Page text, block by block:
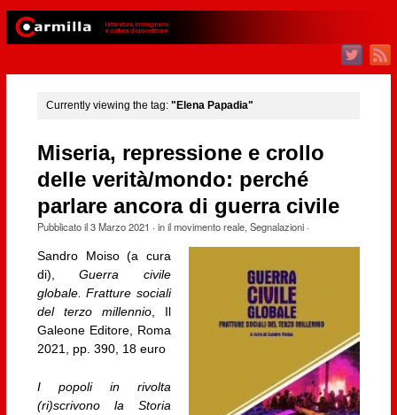
Currently viewing the tag: "Elena Papadia"
Miseria, repressione e crollo
delle verità/mondo: perché
parlare ancora di guerra civile
Pubblicato il3 Marzo 2021 · inil movimento reale, Segnalazioni·
Sandro Moiso (a cura
di),Guerra civile
globale. Fratture sociali
del terzo millennio , Il
Galeone Editore, Roma
2021, pp. 390, 18 euro
I popoli in rivolta
(ri)scrivono la Storia